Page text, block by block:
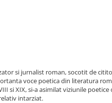
si jurnalist roman, socotit de
voce poetica din literatura
si XIX, si-a asimilat viziunile poetice
intarziat.